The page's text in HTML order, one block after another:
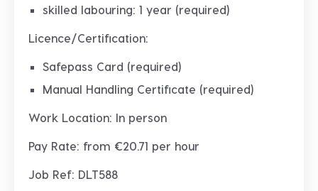
skilled labouring: 1 year (required)
Licence/Certification:
Safepass Card (required)
Manual Handling Certificate (required)
Work Location: In person
Pay Rate: from €20.71 per hour
Job Ref: DLT588